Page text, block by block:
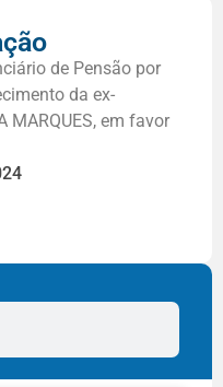
de Pensão por
da ex-
MARQUES, em favor